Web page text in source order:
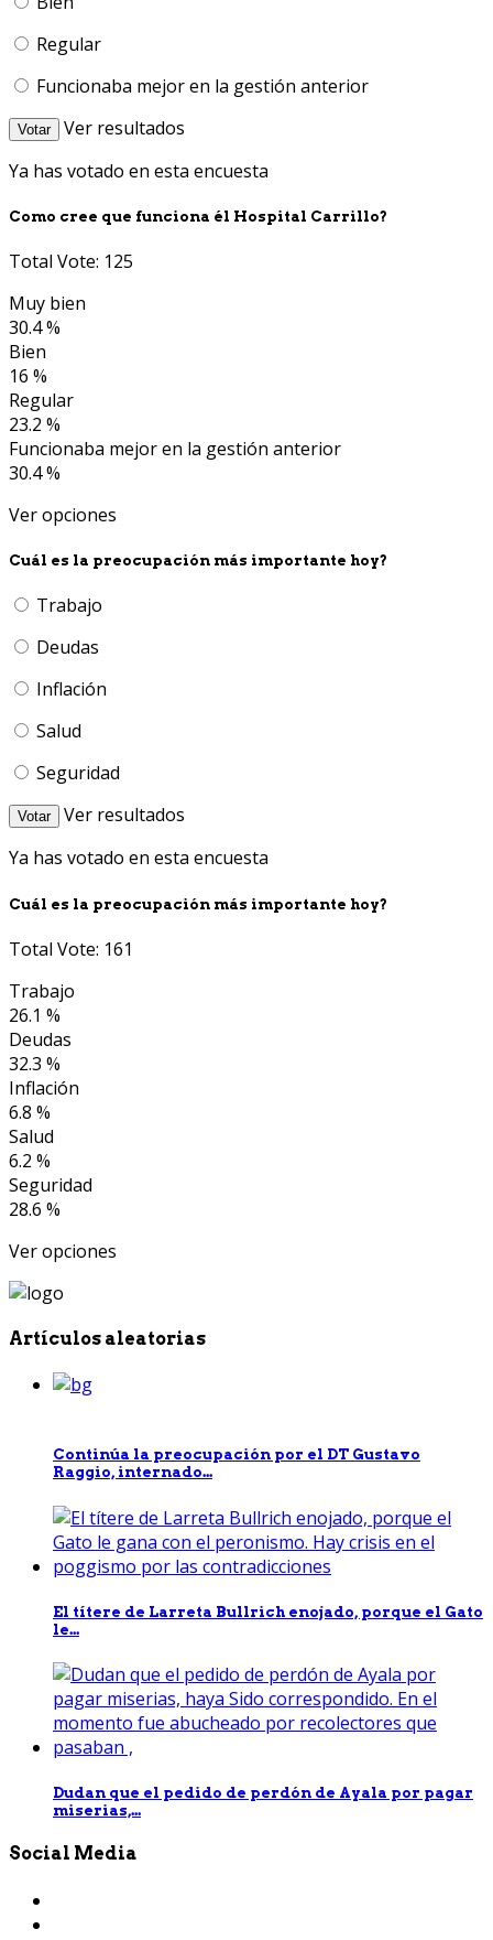
Regular
Funcionaba mejor en la gestión anterior
Votar
Ver resultados
Ya has votado en esta encuesta
Como cree que funciona él Hospital Carrillo?
Total Vote: 125
Muy bien
30.4 %
Bien
16 %
Regular
23.2 %
Funcionaba mejor en la gestión anterior
30.4 %
Ver opciones
Cuál es la preocupación más importante hoy?
Trabajo
Deudas
Inflación
Salud
Seguridad
Votar
Ver resultados
Ya has votado en esta encuesta
Cuál es la preocupación más importante hoy?
Total Vote: 161
Trabajo
26.1 %
Deudas
32.3 %
Inflación
6.8 %
Salud
6.2 %
Seguridad
28.6 %
Ver opciones
Artículos aleatorias
Continúa la preocupación por el DT Gustavo
Raggio, internado...
El títere de Larreta Bullrich enojado, porque el Gato
le...
Dudan que el pedido de perdón de Ayala por pagar
miserias,...
Social Media